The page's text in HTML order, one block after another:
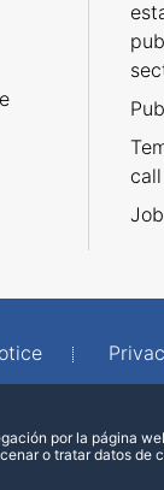
call
por la página
o tratar datos de